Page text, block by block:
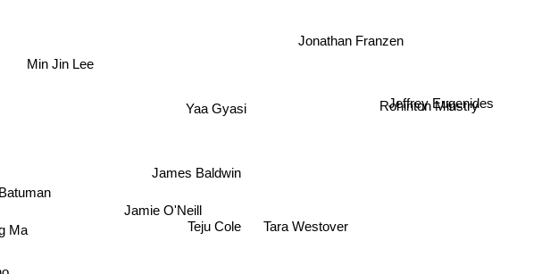
Min Jin Lee
Ma
Yaa Gyasi
Jonathan Franzen
Jeffrey Eugenides
James Baldwin
Jamie O'Neill
Tara Westover
Teju Cole
Rohinton Minstry